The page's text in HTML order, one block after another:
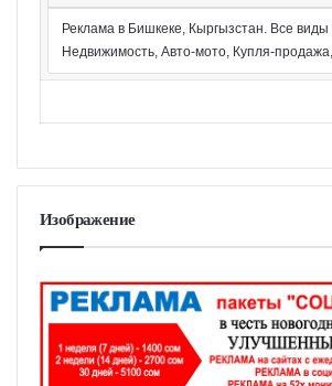
Реклама в Бишкеке, Кыргызстан. Все виды
Недвижимость, Авто-мото, Купля-продажа,
Изображение